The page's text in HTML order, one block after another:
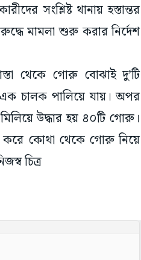
সংশ্লিষ্ট থানায় হস্তান্তর
মামলা শুরু করার নির্দেশ
থেকে গোরু বোঝাই দু’টি
চালক পালিয়ে যায়। অপর
উদ্ধার হয় ৪০টি গোরু।
করে কোথা থেকে গোরু নিয়ে
চিত্র